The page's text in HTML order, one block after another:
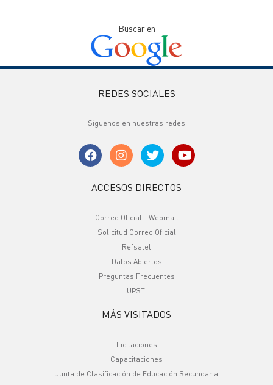
Buscar en
REDES SOCIALES
Síguenos en nuestras redes
ACCESOS DIRECTOS
Correo Oficial - Webmail
Solicitud Correo Oficial
Refsatel
Datos Abiertos
Preguntas Frecuentes
UPSTI
MÁS VISITADOS
Licitaciones
Capacitaciones
Junta de Clasificación de Educación Secundaria